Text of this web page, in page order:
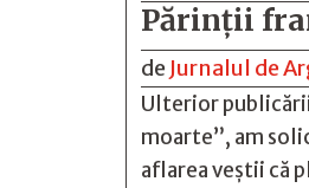
Părinţii
de Jurnalul de
Ulterior
moarte”, am
aflarea veștii că